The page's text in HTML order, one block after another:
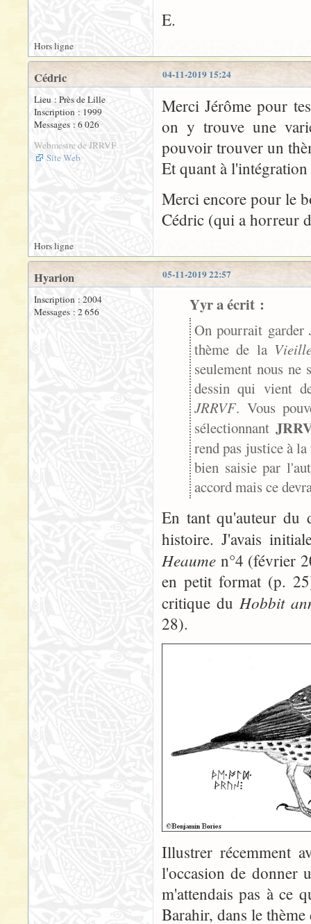
E.
Hors ligne
04-11-2019 15:24
Cédric
Lieu : Près de Lille
Inscription : 1999
Messages : 6 026
Webmestre de JRRVF
Site Web
Merci Jérôme pour
on y trouve une
pouvoir trouver un
Et quant à
Merci encore pour le
Cédric (qui a horreur
Hors ligne
05-11-2019 22:57
Hyarion
Inscription : 2004
Messages : 2 656
Yyr a écrit :
On pourrait garder
thème de la
seulement nous
dessin qui vient
JRRVF. Vous
sélectionnant
rend pas justice à
bien saisie par
accord mais ce
En tant qu'auteur du
histoire. J'avais
Heaume n°4 (février
en petit format (p.
critique du Hobbit
28).
Illustrer récemment
l'occasion de donner
m'attendais pas à ce
Barahir, dans le